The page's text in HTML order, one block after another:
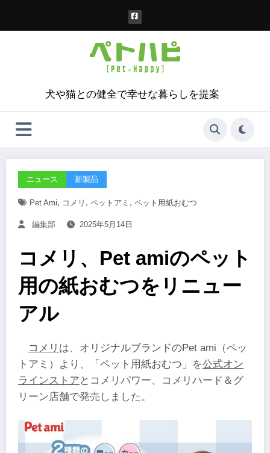
犬や猫との健全で幸せな暮らしを提案
ニュース 新製品
Pet Ami, コメリ , ペットアミ , ペット用紙おむつ
編集部 2025年5月14日
コメリ、Pet amiのペット
用の紙おむつをリニュー
アル
コメリ は、オリジナルブランドのPet ami（ペッ
トアミ）より、「ペット用紙おむつ」を公式オン
ラインストア とコメリパワー、コメリハード＆グ
リーン店舗で発売しました。